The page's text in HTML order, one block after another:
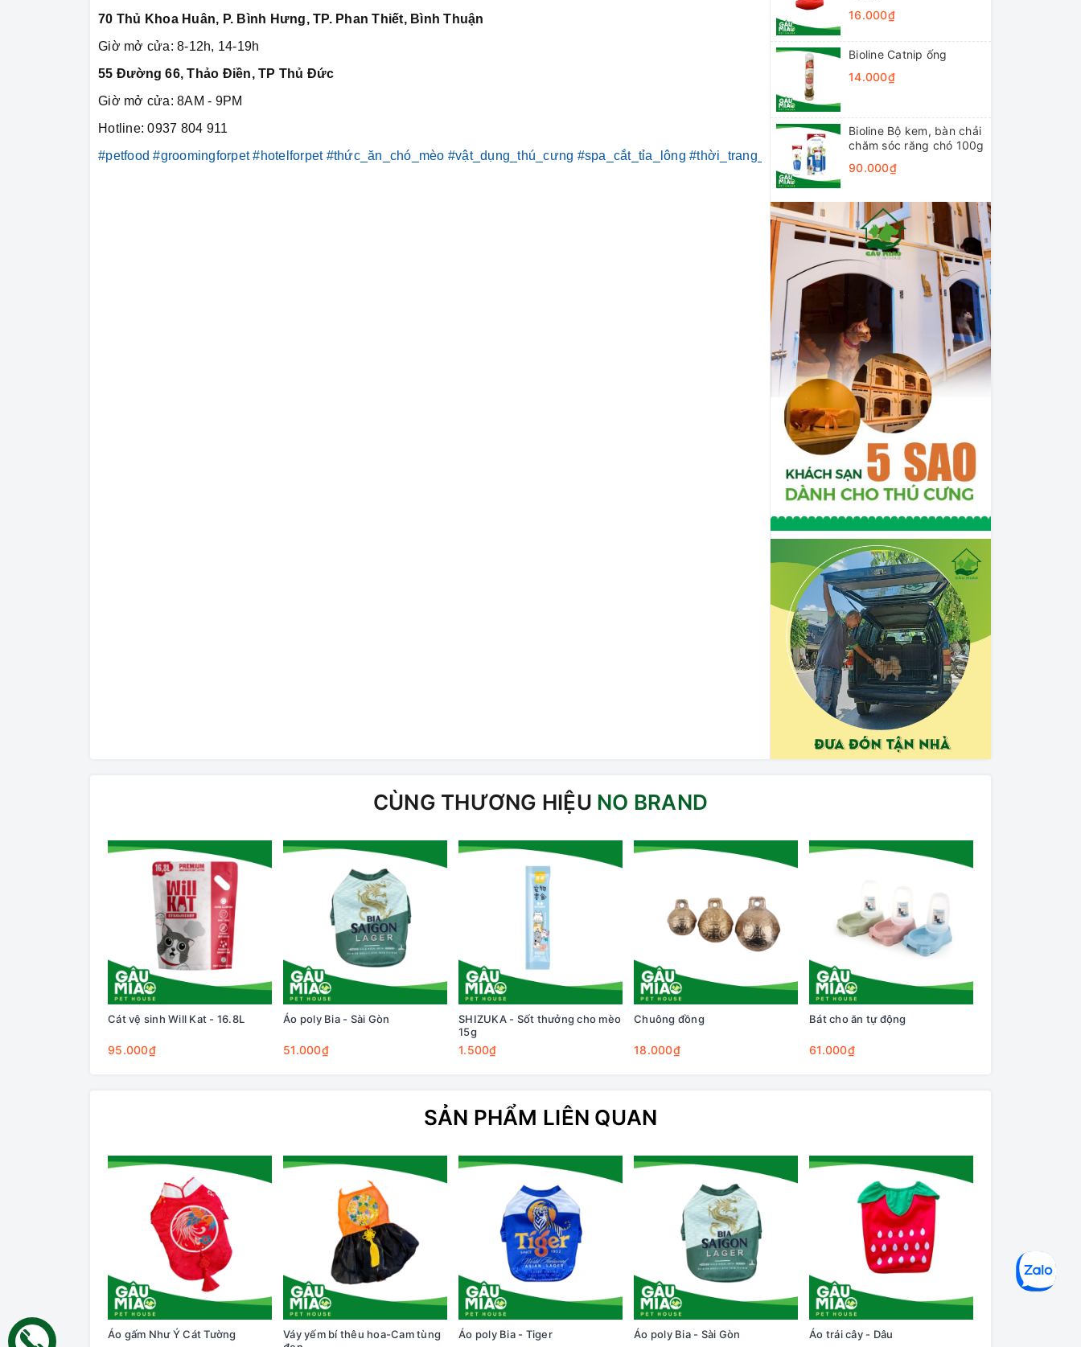
70 Thủ Khoa Huân, P. Bình Hưng, TP. Phan Thiết, Bình Thuận
Giờ mở cửa: 8-12h, 14-19h
55 Đường 66, Thảo Điền, TP Thủ Đức
Giờ mở cửa: 8AM - 9PM
Hotline: 0937 804 911
#petfood #groomingforpet #hotelforpet #thức_ăn_chó_mèo #vật_dụng_thú_cưng #spa_cắt_tỉa_lông #thời_trang_thú_cưng #khách_sạn_thú_cưng
16.000₫
Bioline Catnip ống
14.000₫
Bioline Bộ kem, bàn chải
chăm sóc răng chó 100g
90.000₫
CÙNG THƯƠNG HIỆU NO BRAND
Cát vệ sinh Will Kat - 16.8L
95.000₫
Áo poly Bia - Sài Gòn
51.000₫
SHIZUKA - Sốt thưởng cho mèo
15g
1.500₫
Chuông đồng
18.000₫
Bát cho ăn tự động
61.000₫
SẢN PHẨM LIÊN QUAN
Áo gấm Như Ý Cát Tường
Váy yếm bí thêu hoa-Cam tùng
Áo poly Bia - Tiger Áo poly Bia - Sài Gòn Áo trái cây - Dâu